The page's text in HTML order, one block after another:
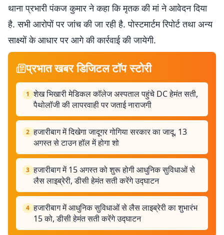
थाना प्रभारी पंकज कुमार ने कहा कि मृतक की मां ने आवेदन दिया
है. सभी आरोपों पर जांच की जा रही है. पोस्टमार्टम रिपोर्ट तथा अन्य
साक्ष्यों के आधार पर आगे की कार्रवाई की जायेगी.
प्रभात खबर डिजिटल टॉप स्टोरी
1 शेख भिखारी मेडिकल कॉलेज अस्पताल पहुंचे DC हेमंत सती,
पैथोलॉजी की लापरवाही पर जताई नाराजगी
2 हजारीबाग में दिखेगा जादूगर गोगिया सरकार का जादू, 13
अगस्त से टाउन हॉल में होगा शो
3 हजारीबाग में 15 अगस्त को शुरू होगी आधुनिक सुविधाओं से
लैस लाइब्रेरी, डीसी हेमंत सती करेंगे उद्घाटन
4 हजारीबाग में आधुनिक सुविधाओं से लैस लाइब्रेरी का शुभारंभ
15 को, डीसी हेमंत सती करेंगे उद्घाटन